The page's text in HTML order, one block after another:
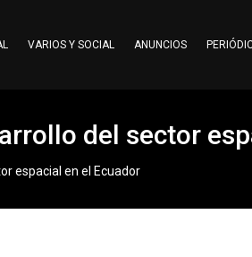
VARIOS Y SOCIAL ANUNCIOS
del sector
espacial en el Ecuador